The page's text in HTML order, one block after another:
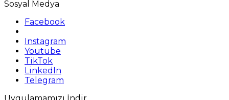
Sosyal Medya
Facebook
Instagram
Youtube
TikTok
LinkedIn
Telegram